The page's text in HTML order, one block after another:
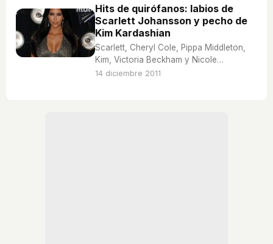
Hits de quirófanos: labios de
Scarlett Johansson y pecho de
Kim Kardashian
Scarlett, Cheryl Cole, Pippa Middleton,
Kim, Victoria Beckham y Nicole
Scherzinger forma el cuerpo 10.
14 diciembre 2011